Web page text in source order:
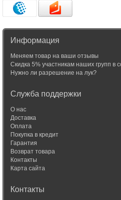
Информация
Меняем товар на ваши отзывы
Скидка 5% участникам наших групп в
Нужно ли разрешение на лук?
Служба поддержки
О нас
Доставка
Оплата
Покупка в кредит
Гарантия
Возврат товара
Контакты
Карта сайта
Контакты